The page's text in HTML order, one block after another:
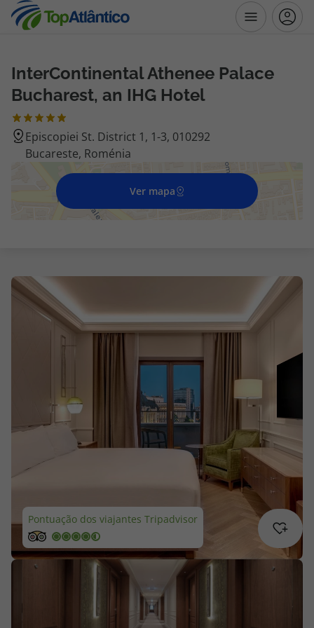
Destinos
Voos
Hotéis
Voos + Hotel
Escapadinhas
Cruzeiros
Especialistas
Cheque Viagem
Blog TopViagens
InterContinental Athenee Palace
Bucharest, an IHG Hotel
Episcopiei St. District 1, 1-3, 010292
Bucareste, Roménia
Ver mapa
Pontuação dos viajantes Tripadvisor